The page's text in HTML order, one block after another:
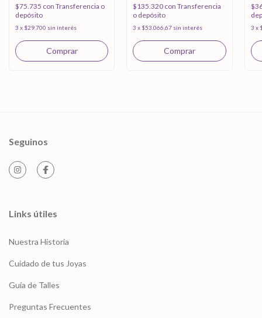
$75.735 con Transferencia o
depósito
3 x $29.700 sin interés
$135.320 con Transferencia
o depósito
3 x $53.066,67 sin interés 3 x
Seguinos
Links útiles
Nuestra Historia
Cuidado de tus Joyas
Guía de Talles
Preguntas Frecuentes